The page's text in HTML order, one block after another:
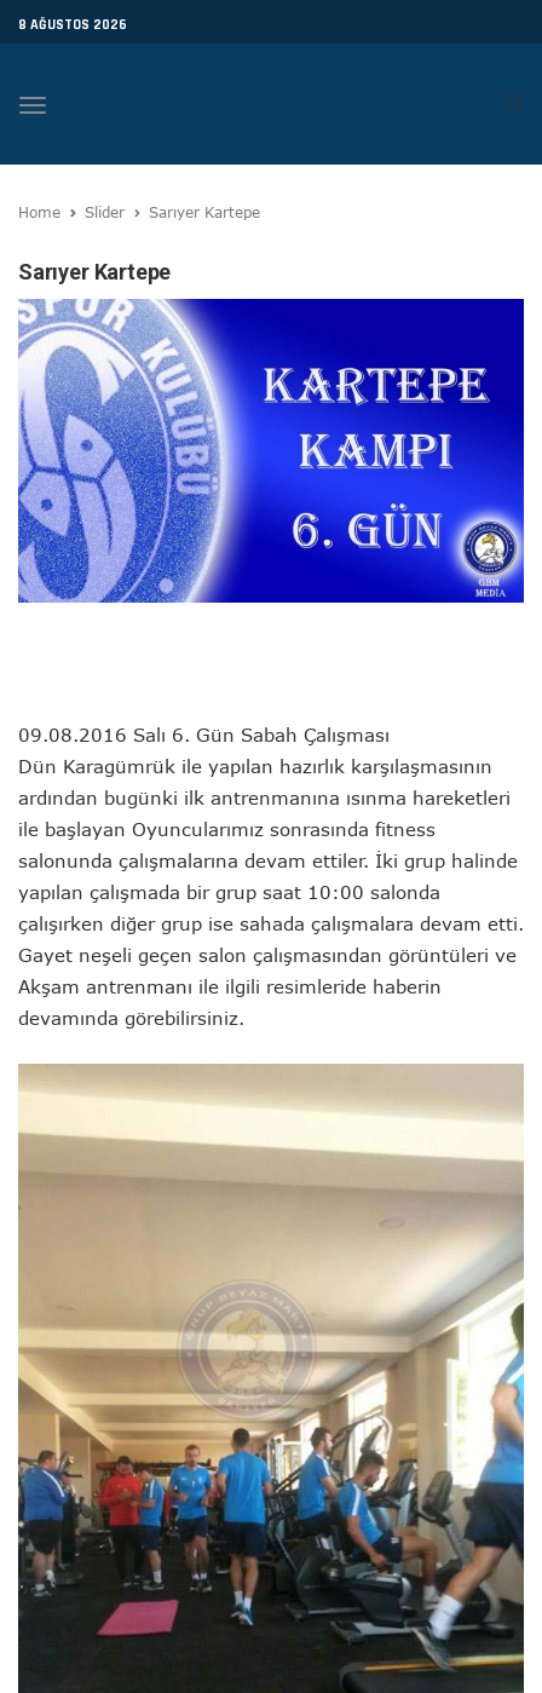
8 AĞUSTOS 2026
Toggle
Home Slider Sarıyer Kartepe
Sarıyer Kartepe
09.08.2016 Salı 6. Gün Sabah Çalışması
Dün Karagümrük ile yapılan hazırlık karşılaşmasının
ardından bugünki ilk antrenmanına ısınma hareketleri
ile başlayan Oyuncularımız sonrasında fitness
salonunda çalışmalarına devam ettiler. İki grup halinde
yapılan çalışmada bir grup saat 10:00 salonda
çalışırken diğer grup ise sahada çalışmalara devam etti.
Gayet neşeli geçen salon çalışmasından görüntüleri ve
Akşam antrenmanı ile ilgili resimleride haberin
devamında görebilirsiniz.